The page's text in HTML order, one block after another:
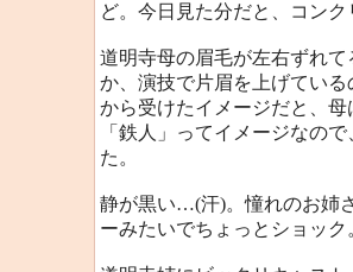
ど。今日見た分だと、コン
道明寺母の眉毛が左右ずれ
か、演技で片眉を上げてい
から受けたイメージだと、
「鉄人」ってイメージなの
た。
静が黒い…(汗)。憧れのお姉
ーみたいでちょっとショック